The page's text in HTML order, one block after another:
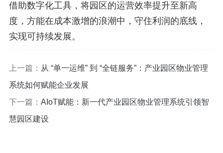
借助数字化工具，将园区的运营效率提升至新高
度，方能在成本激增的浪潮中，守住利润的底线，
实现可持续发展。
上一篇： 从 “单一运维” 到 “全链服务”：产业园区物业管理
系统如何赋能企业发展
下一篇： AIoT赋能：新一代产业园区物业管理系统引领智
慧园区建设